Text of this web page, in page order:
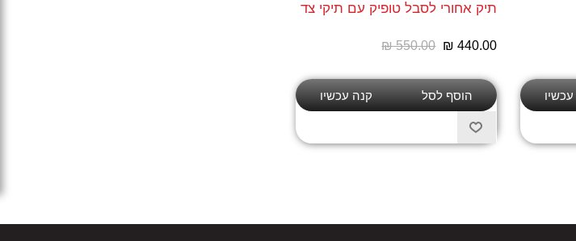
תיק אחורי לסבל טופיק עם תיקי צד
₪ 550.00 ₪ 440.00